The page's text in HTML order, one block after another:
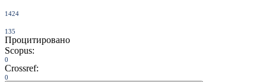
1424
135
Процитировано
Scopus:
0
Crossref:
0